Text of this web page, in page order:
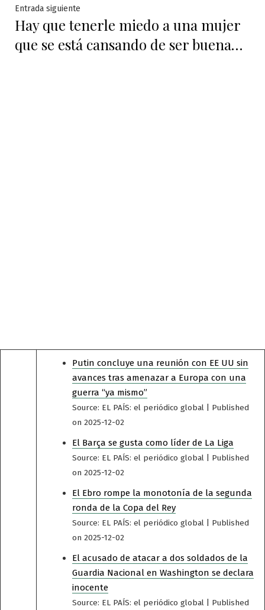
Entrada siguiente
siguiente:
Hay que tenerle miedo a una mujer
que se está cansando de ser buena…
Putin concluye una reunión con EE UU sin
avances tras amenazar a Europa con una
guerra “ya mismo”
Source: EL PAÍS: el periódico global
Published
on 2025-12-02
El Barça se gusta como líder de La Liga
Source: EL PAÍS: el periódico global
Published
on 2025-12-02
El Ebro rompe la monotonía de la segunda
ronda de la Copa del Rey
Source: EL PAÍS: el periódico global
Published
on 2025-12-02
El acusado de atacar a dos soldados de la
Guardia Nacional en Washington se declara
inocente
Source: EL PAÍS: el periódico global
Published